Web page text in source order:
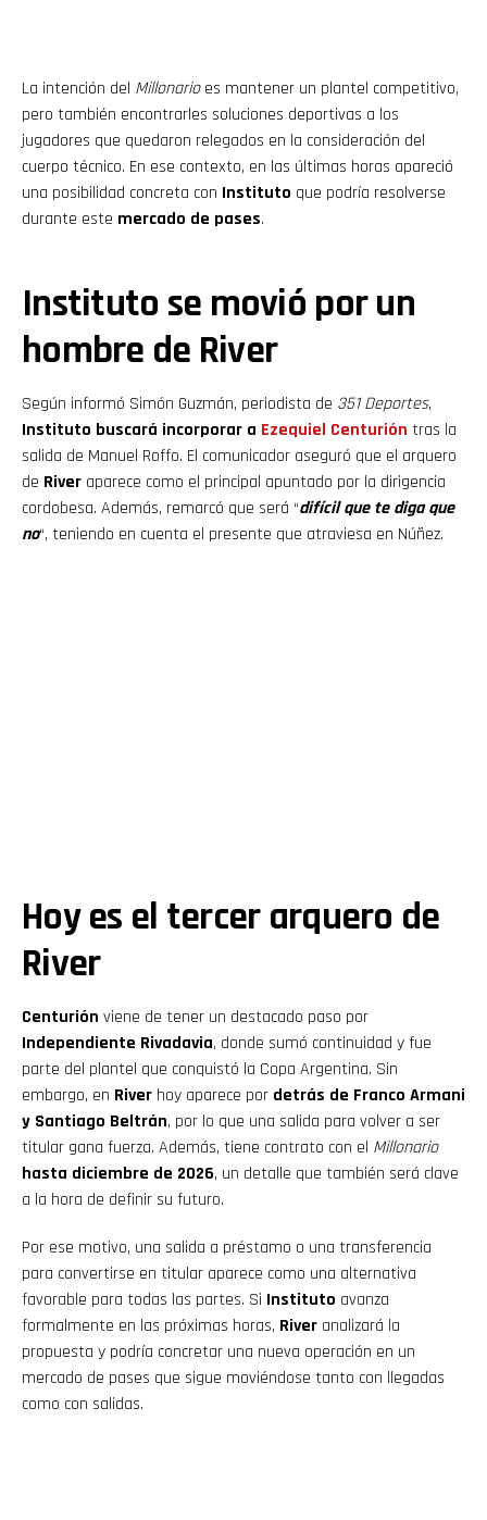
La intención del Millonarioes mantener un plantel competitivo,
pero también encontrarles soluciones deportivas a los
jugadores que quedaron relegados en la consideración del
cuerpo técnico. En ese contexto, en las últimas horas apareció
una posibilidad concreta con Instituto que podría resolverse
durante este mercado de pases.
Instituto se movió por un
hombre de River
Según informó Simón Guzmán, periodista de 351 Deportes,
Instituto buscará incorporar a Ezequiel Centurión tras la
salida de Manuel Roffo. El comunicador aseguró que el arquero
de River aparece como el principal apuntado por la dirigencia
cordobesa. Además, remarcó que será “difícil que te diga que
no“, teniendo en cuenta el presente que atraviesa en Núñez.
Hoy es el tercer arquero de
River
Centurión viene de tener un destacado paso por
Independiente Rivadavia, donde sumó continuidad y fue
parte del plantel que conquistó la Copa Argentina. Sin
embargo, en River hoy aparece por detrás de Franco Armani
y Santiago Beltrán, por lo que una salida para volver a ser
titular gana fuerza. Además, tiene contrato con el Millonario
hasta diciembre de 2026, un detalle que también será clave
a la hora de definir su futuro.
Por ese motivo, una salida a préstamo o una transferencia
para convertirse en titular aparece como una alternativa
favorable para todas las partes. Si Instituto avanza
formalmente en las próximas horas, River analizará la
propuesta y podría concretar una nueva operación en un
mercado de pases que sigue moviéndose tanto con llegadas
como con salidas.
Flipboard
Reddit
Pinterest